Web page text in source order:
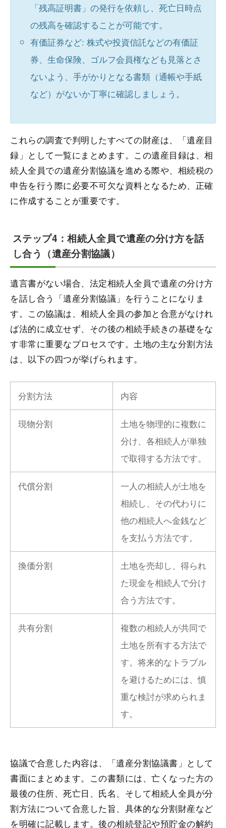
「残高証明書」の発行を依頼し、死亡日時点
の残高を確認することが可能です。
有価証券など: 株式や投資信託などの有価証
券、生命保険、ゴルフ会員権なども見落とさ
ないよう、手がかりとなる書類（通帳や手紙
など）がないか丁寧に確認しましょう。
これらの調査で判明したすべての財産は、「遺産目
録」として一覧にまとめます。この遺産目録は、相
続人全員での遺産分割協議を進める際や、相続税の
申告を行う際に必要不可欠な資料となるため、正確
に作成することが重要です。
ステップ4：相続人全員で遺産の分け方を話
し合う（遺産分割協議）
遺言書がない場合、法定相続人全員で遺産の分け方
を話し合う「遺産分割協議」を行うことになりま
す。この協議は、相続人全員の参加と合意がなけれ
ば法的に成立せず、その後の相続手続きの基礎をな
す非常に重要なプロセスです。土地の主な分割方法
は、以下の四つが挙げられます。
分割方法 内容
現物分割
土地を物理的に複数に
分け、各相続人が単独
で取得する方法です。
代償分割
一人の相続人が土地を
相続し、その代わりに
他の相続人へ金銭など
を支払う方法です。
換価分割
土地を売却し、得られ
た現金を相続人で分け
合う方法です。
共有分割
複数の相続人が共同で
土地を所有する方法で
す。将来的なトラブル
を避けるためには、慎
重な検討が求められま
す。
協議で合意した内容は、「遺産分割協議書」として
書面にまとめます。この書類には、亡くなった方の
最後の住所、死亡日、氏名、そして相続人全員が分
割方法について合意した旨、具体的な分割財産など
を明確に記載します。後の相続登記や預貯金の解約